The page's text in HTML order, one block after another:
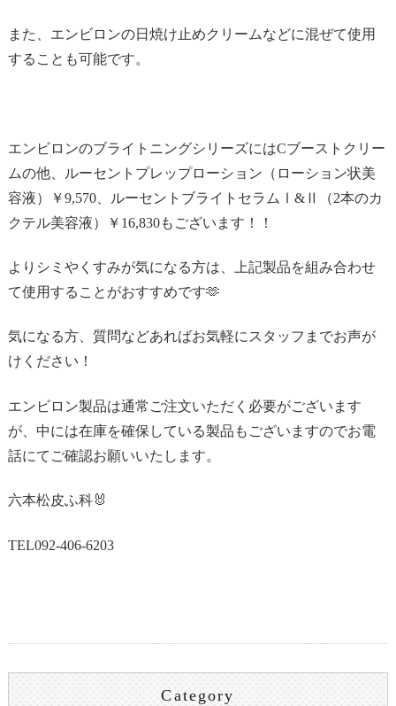
また、エンビロンの日焼け止めクリームなどに混ぜて使用
することも可能です。
エンビロンのブライトニングシリーズにはCブーストクリー
ムの他、ルーセントプレップローション（ローション状美
容液）￥9,570、ルーセントブライトセラムⅠ&Ⅱ（2本のカ
クテル美容液）￥16,830もございます！！
よりシミやくすみが気になる方は、上記製品を組み合わせ
て使用することがおすすめです🫶
気になる方、質問などあればお気軽にスタッフまでお声が
けください！
エンビロン製品は通常ご注文いただく必要がございます
が、中には在庫を確保している製品もございますのでお電
話にてご確認お願いいたします。
六本松皮ふ科🐰
TEL092-406-6203
Category